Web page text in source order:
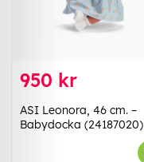
950 kr
ASI Leonora, 46 cm. –
Babydocka (24187020)